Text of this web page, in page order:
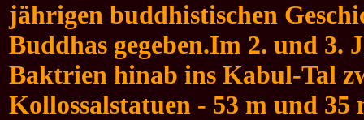
jährigen buddhistischen
Buddhas gegeben.Im 2. und 3.
Baktrien hinab ins Kabul-Tal
Kollossalstatuen - 53 m und 35